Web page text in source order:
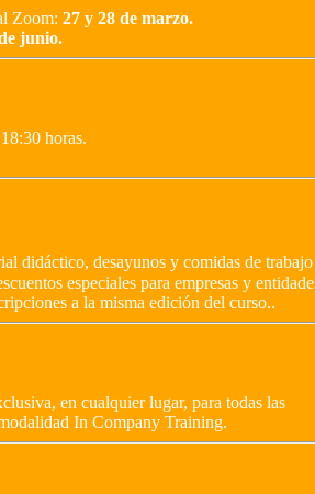
Zoom: 27 y 28 de marzo.
junio.
horas.
didáctico, desayunos y comidas de trabajo
especiales para empresas y
a la misma edición del curso..
en cualquier lugar, para todas las
In Company Training.